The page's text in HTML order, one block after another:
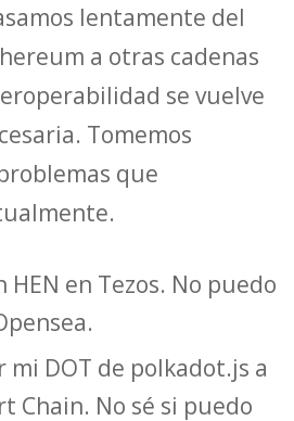
lentamente del
a otras cadenas
se vuelve
Tomemos
que
HEN en Tezos. No puedo
mi DOT de polkadot.js a
Chain. No sé si puedo